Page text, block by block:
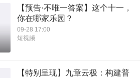
【预告·不唯一答案】这个十一，
你在哪家乐园？
09-28 17:00
短视频
【特别呈现】九章云极：构建普